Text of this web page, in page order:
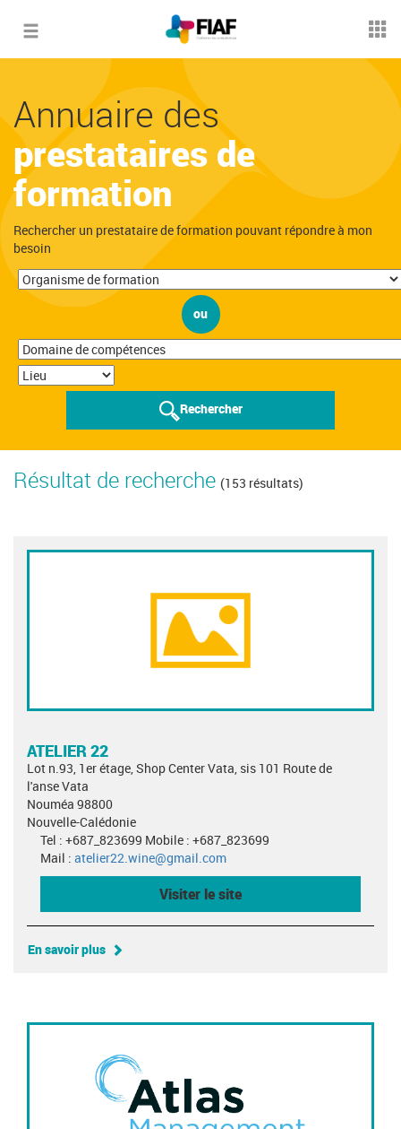
Toggle
Annuaire des
prestataires de
formation
Rechercher un prestataire de formation pouvant répondre à mon
besoin
ou
Rechercher
Résultat de recherche (153 résultats)
ATELIER 22
Lot n.93, 1er étage, Shop Center Vata, sis 101 Route de
l'anse Vata
Nouméa 98800
Nouvelle-Calédonie
Tel : +687_823699 Mobile : +687_823699
Mail : atelier22.wine@gmail.com
Visiter le site
En savoir plus